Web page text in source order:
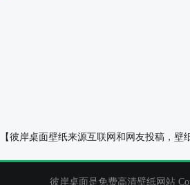
【彼岸桌面壁纸来源互联网和网友投稿，
彼岸桌面是免费高清壁纸网站